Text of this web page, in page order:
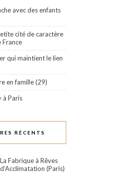
avec des enfants
cité de caractère
France
qui maintient le lien
en famille (29)
à Paris
RÉCENTS
La Fabrique à Rêves
(Paris)